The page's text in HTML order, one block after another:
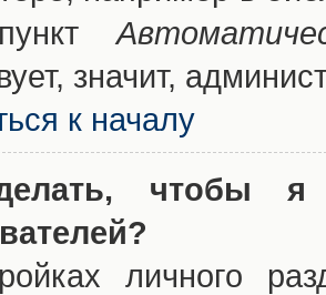
значит,
к началу
чтобы
личного